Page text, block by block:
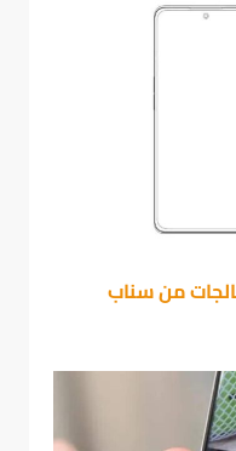
من سناب